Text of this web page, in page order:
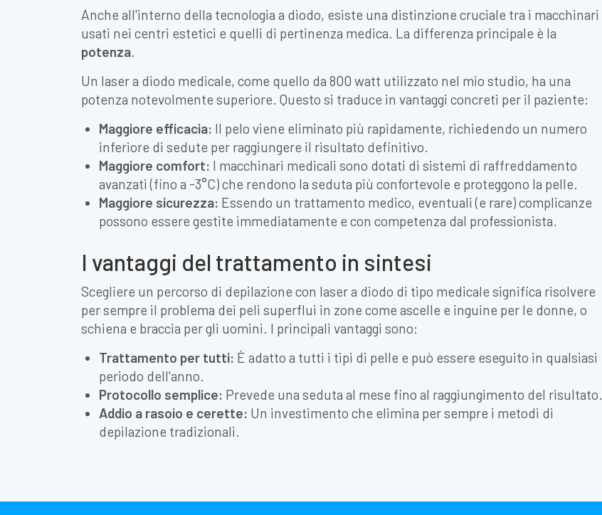
Anche all'interno della tecnologia a diodo, esiste una distinzione cruciale tra i macchinari
usati nei centri estetici e quelli di pertinenza medica. La differenza principale è la
potenza.
Un laser a diodo medicale, come quello da 800 watt utilizzato nel mio studio, ha una
potenza notevolmente superiore. Questo si traduce in vantaggi concreti per il paziente:
Maggiore efficacia: Il pelo viene eliminato più rapidamente, richiedendo un numero
inferiore di sedute per raggiungere il risultato definitivo.
Maggiore comfort: I macchinari medicali sono dotati di sistemi di raffreddamento
avanzati (fino a -3°C) che rendono la seduta più confortevole e proteggono la pelle.
Maggiore sicurezza: Essendo un trattamento medico, eventuali (e rare) complicanze
possono essere gestite immediatamente e con competenza dal professionista.
I vantaggi del trattamento in sintesi
Scegliere un percorso di depilazione con laser a diodo di tipo medicale significa risolvere
per sempre il problema dei peli superflui in zone come ascelle e inguine per le donne, o
schiena e braccia per gli uomini. I principali vantaggi sono:
Trattamento per tutti: È adatto a tutti i tipi di pelle e può essere eseguito in qualsiasi
periodo dell'anno.
Protocollo semplice: Prevede una seduta al mese fino al raggiungimento del risultato.
Addio a rasoio e cerette: Un investimento che elimina per sempre i metodi di
depilazione tradizionali.